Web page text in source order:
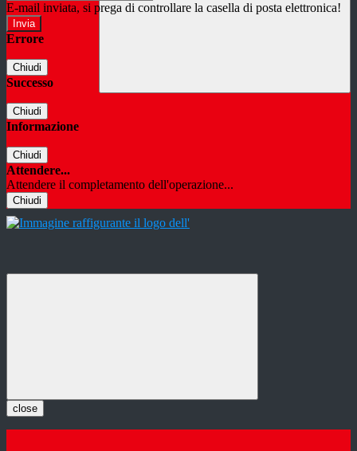
E-mail inviata, si prega di controllare la casella di posta elettronica!
Errore
Chiudi
Successo
Chiudi
Informazione
Chiudi
Attendere...
Attendere il completamento dell'operazione...
Chiudi
close